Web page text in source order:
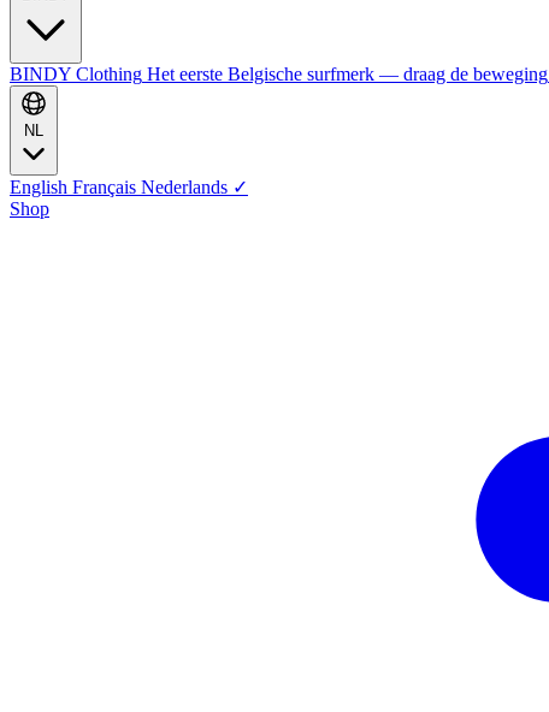
BINDY Clothing Het eerste Belgische surfmerk — draag de beweging
English Français Nederlands ✓
Shop